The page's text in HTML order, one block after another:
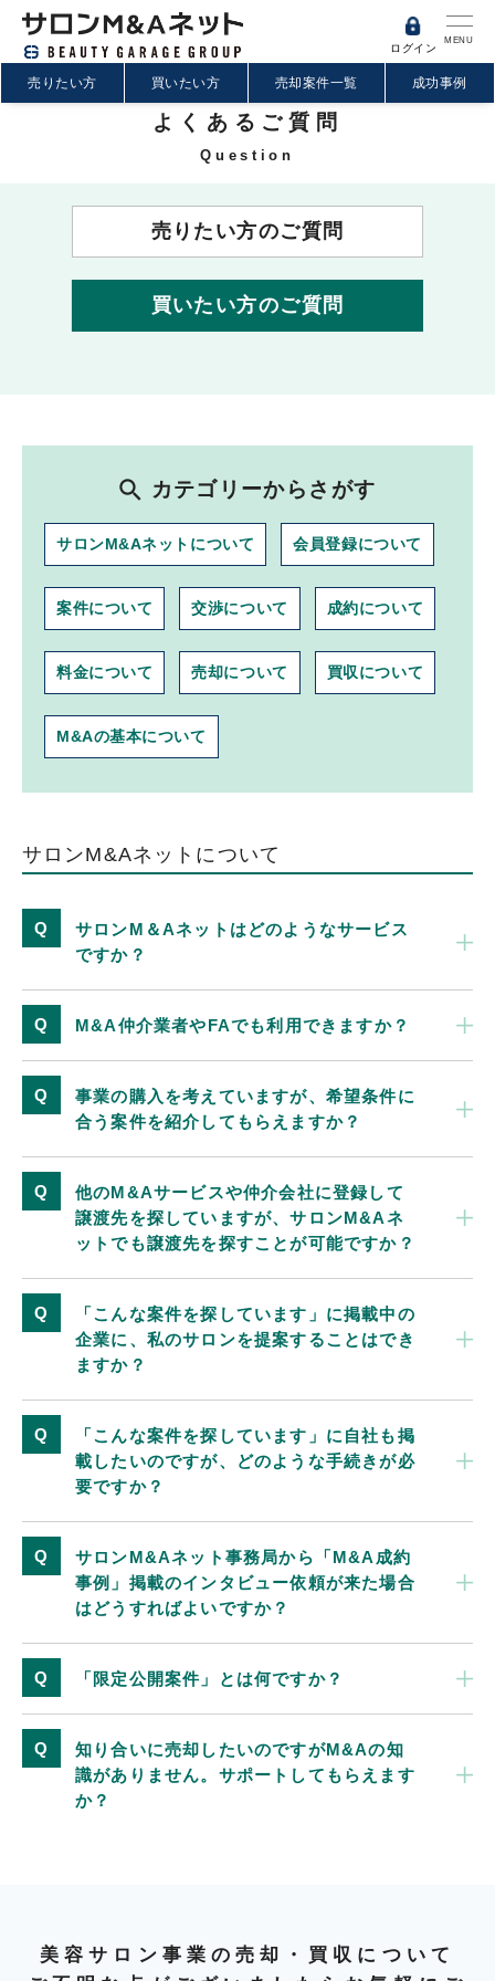
MENU
ログイン
売りたい方 買いたい方 売却案件一覧 成功事例
よくあるご質問
Question
売りたい方のご質問
買いたい方のご質問
カテゴリーからさがす
サロンM&Aネットについて 会員登録について
案件について 交渉について 成約について
料金について 売却について 買収について
M&Aの基本について
サロンM&Aネットについて
サロンM＆Aネットはどのようなサービス
ですか？
M&A仲介業者やFAでも利用できますか？
事業の購入を考えていますが、希望条件に
合う案件を紹介してもらえますか？
他のM&Aサービスや仲介会社に登録して
譲渡先を探していますが、サロンM&Aネ
ットでも譲渡先を探すことが可能ですか？
「こんな案件を探しています」に掲載中の
企業に、私のサロンを提案することはでき
ますか？
「こんな案件を探しています」に自社も掲
載したいのですが、どのような手続きが必
要ですか？
サロンM&Aネット事務局から「M&A成約
事例」掲載のインタビュー依頼が来た場合
はどうすればよいですか？
「限定公開案件」とは何ですか？
知り合いに売却したいのですがM&Aの知
識がありません。サポートしてもらえます
か？
美容サロン事業の売却・買収について